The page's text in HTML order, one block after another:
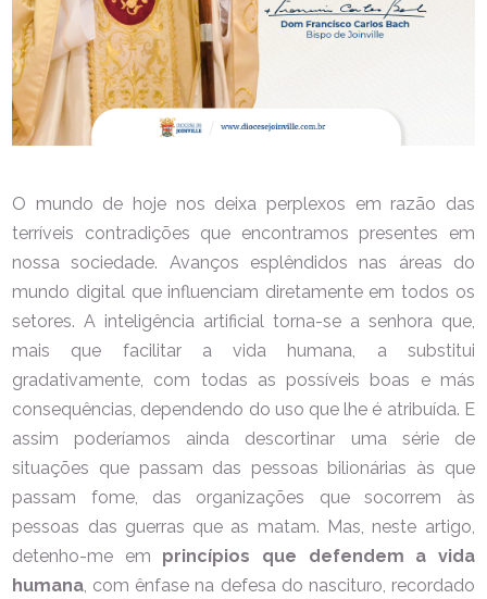
O mundo de hoje nos deixa perplexos em razão das
terríveis contradições que encontramos presentes em
nossa sociedade. Avanços esplêndidos nas áreas do
mundo digital que influenciam diretamente em todos os
setores. A inteligência artificial torna-se a senhora que,
mais que facilitar a vida humana, a substitui
gradativamente, com todas as possíveis boas e más
consequências, dependendo do uso que lhe é atribuída. E
assim poderíamos ainda descortinar uma série de
situações que passam das pessoas bilionárias às que
passam fome, das organizações que socorrem às
pessoas das guerras que as matam. Mas, neste artigo,
detenho-me em princípios que defendem a vida
humana , com ênfase na defesa do nascituro, recordado